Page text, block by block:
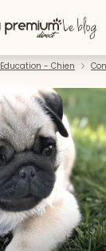
Education - Chien